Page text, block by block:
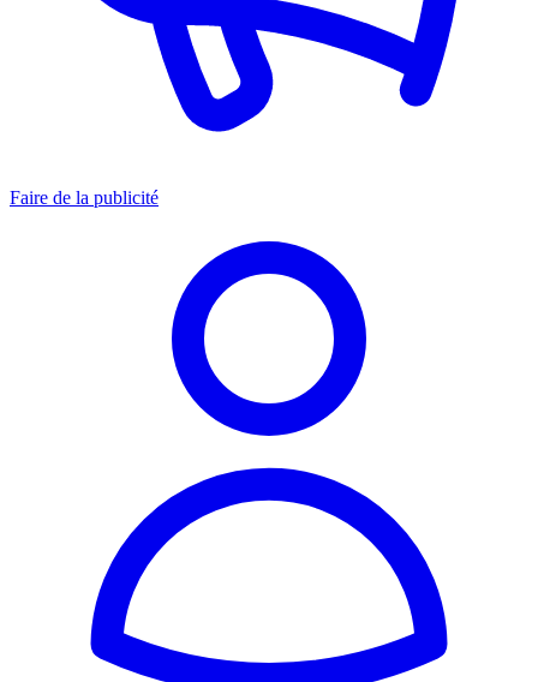
Faire de la publicité